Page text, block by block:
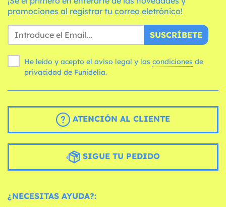
promociones al registrar tu correo eletrónico!
SUSCRÍBETE
He leído y acepto el aviso legal y las condiciones
privacidad de Funidelia.
ATENCIÓN AL CLIENTE
SIGUE TU PEDIDO
¿NECESITAS AYUDA?: